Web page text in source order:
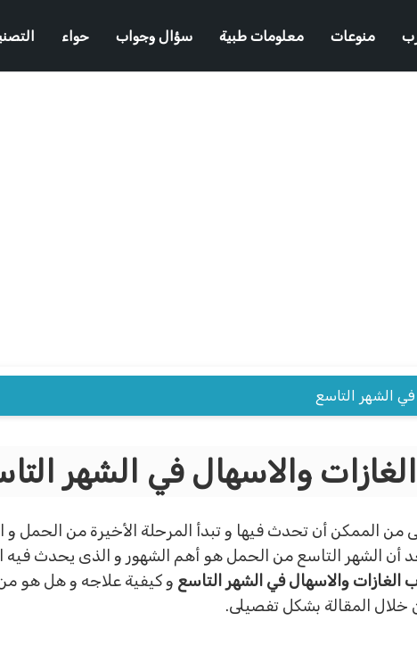
منوعات معلومات طبية سؤال وجواب حواء
الشهر التاسع
والاسهال في الشهر
الممكن أن تحدث فيها و تبدأ المرحلة الأخيرة من الحمل و
أن الشهر التاسع من الحمل هو أهم الشهور و الذى يحدث فيه
الغازات والاسهال في الشهر التاسع و كيفية علاجه و هل هو من
خلال المقالة بشكل تفصيلى.